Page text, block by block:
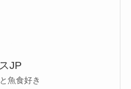
JP
魚食好き